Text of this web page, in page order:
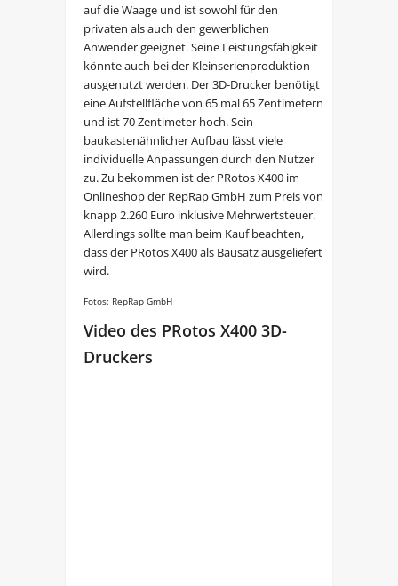
auf die Waage und ist sowohl für den
privaten als auch den gewerblichen
Anwender geeignet. Seine Leistungsfähigkeit
könnte auch bei der Kleinserienproduktion
ausgenutzt werden. Der 3D-Drucker benötigt
eine Aufstellfläche von 65 mal 65 Zentimetern
und ist 70 Zentimeter hoch. Sein
baukastenähnlicher Aufbau lässt viele
individuelle Anpassungen durch den Nutzer
zu. Zu bekommen ist der PRotos X400 im
Onlineshop der RepRap GmbH zum Preis von
knapp 2.260 Euro inklusive Mehrwertsteuer.
Allerdings sollte man beim Kauf beachten,
dass der PRotos X400 als Bausatz ausgeliefert
wird.
Fotos: RepRap GmbH
Video des PRotos X400 3D-
Druckers